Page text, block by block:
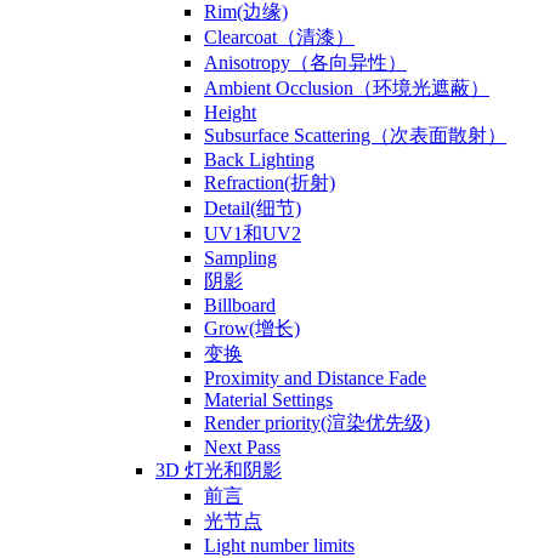
Rim(边缘)
Clearcoat（清漆）
Anisotropy（各向异性）
Ambient Occlusion（环境光遮蔽）
Height
Subsurface Scattering（次表面散射）
Back Lighting
Refraction(折射)
Detail(细节)
UV1和UV2
Sampling
阴影
Billboard
Grow(增长)
变换
Proximity and Distance Fade
Material Settings
Render priority(渲染优先级)
Next Pass
3D 灯光和阴影
前言
光节点
Light number limits